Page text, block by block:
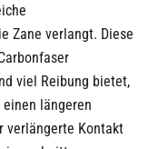
Zane verlangt. Diese
viel Reibung bietet,
längeren
verlängerte Kontakt